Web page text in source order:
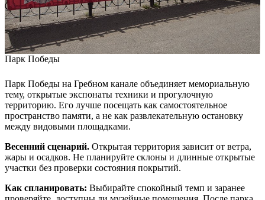
Парк Победы
Парк Победы на Гребном канале объединяет мемориальную
тему, открытые экспонаты техники и прогулочную
территорию. Его лучше посещать как самостоятельное
пространство памяти, а не как развлекательную остановку
между видовыми площадками.
Весенний сценарий. Открытая территория зависит от ветра,
жары и осадков. Не планируйте склоны и длинные открытые
участки без проверки состояния покрытий.
Как спланировать: Выбирайте спокойный темп и заранее